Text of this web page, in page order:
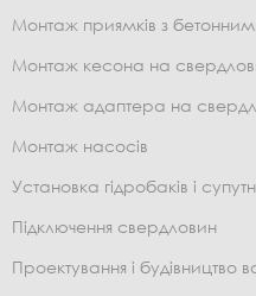
Монтаж приямків з
Монтаж кесона на
Монтаж адаптера на
Монтаж насосів
Установка гідробаків і
Підключення свердловин
Проектування і будівництво